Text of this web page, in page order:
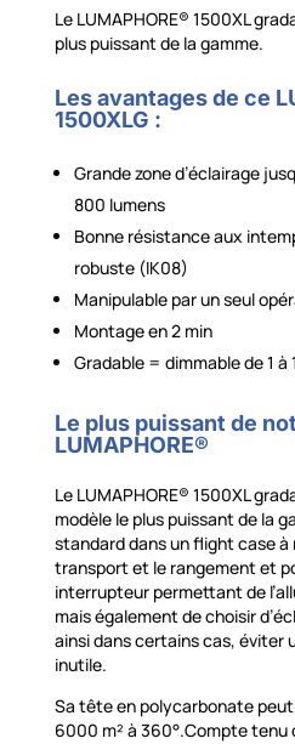
Le LUMAPHORE® 1500XL
plus puissant de la gamme.
Les avantages de ce
1500XLG :
Grande zone d’éclairage
800 lumens
Bonne résistance aux
robuste (IK08)
Manipulable par un seul
Montage en 2 min
Gradable = dimmable de 1 à
Le plus puissant de
LUMAPHORE®
Le LUMAPHORE® 1500XL
modèle le plus puissant de la
standard dans un flight case
transport et le rangement et
interrupteur permettant de
mais également de choisir
ainsi dans certains cas, éviter
inutile.
Sa tête en polycarbonate
6000 m² à 360°.Compte tenu